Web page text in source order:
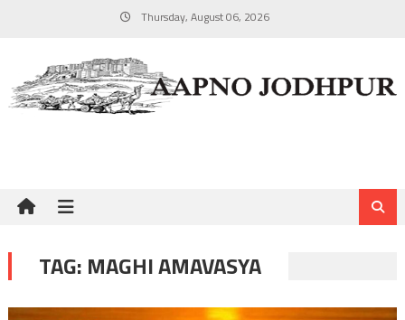
Thursday, August 06, 2026
TAG: MAGHI AMAVASYA